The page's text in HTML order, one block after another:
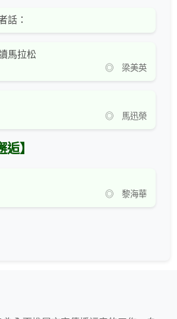
話：
馬拉松
◎ 梁美英
◎ 馬迅榮
逅】
◎ 黎海華